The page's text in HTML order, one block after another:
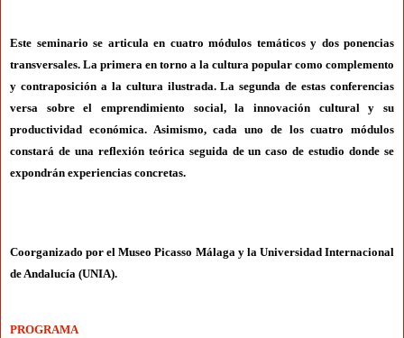
Este seminario se articula en cuatro módulos temáticos y dos ponencias
transversales. La primera en torno a la cultura popular como complemento
y contraposición a la cultura ilustrada. La segunda de estas conferencias
versa sobre el emprendimiento social, la innovación cultural y su
productividad económica. Asimismo, cada uno de los cuatro módulos
constará de una reflexión teórica seguida de un caso de estudio donde se
expondrán experiencias concretas.
Coorganizado por el Museo Picasso Málaga y la Universidad Internacional
de Andalucía (UNIA).
PROGRAMA